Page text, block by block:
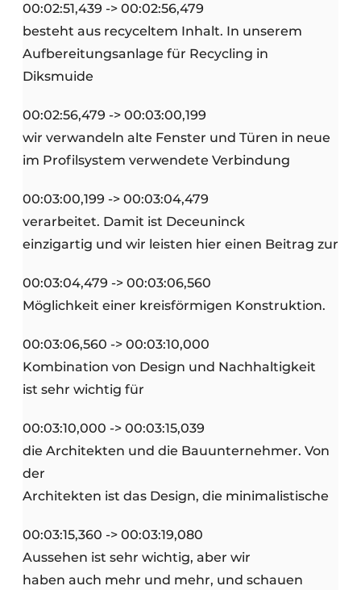
00:02:51,439 -> 00:02:56,479
besteht aus recyceltem Inhalt. In unserem
Aufbereitungsanlage für Recycling in
Diksmuide
00:02:56,479 -> 00:03:00,199
wir verwandeln alte Fenster und Türen in neue
im Profilsystem verwendete Verbindung
00:03:00,199 -> 00:03:04,479
verarbeitet. Damit ist Deceuninck
einzigartig und wir leisten hier einen Beitrag zur
00:03:04,479 -> 00:03:06,560
Möglichkeit einer kreisförmigen Konstruktion.
00:03:06,560 -> 00:03:10,000
Kombination von Design und Nachhaltigkeit
ist sehr wichtig für
00:03:10,000 -> 00:03:15,039
die Architekten und die Bauunternehmer. Von
der
Architekten ist das Design, die minimalistische
00:03:15,360 -> 00:03:19,080
Aussehen ist sehr wichtig, aber wir
haben auch mehr und mehr, und schauen